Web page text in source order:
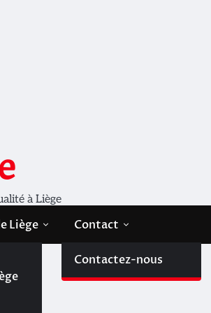
à Liège
Liège Contact
Contactez-nous